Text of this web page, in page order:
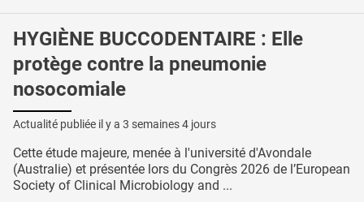
HYGIÈNE BUCCODENTAIRE : Elle
protège contre la pneumonie
nosocomiale
Actualité publiée il y a 3 semaines 4 jours
Cette étude majeure, menée à l'université d'Avondale
(Australie) et présentée lors du Congrès 2026 de l’European
Society of Clinical Microbiology and ...